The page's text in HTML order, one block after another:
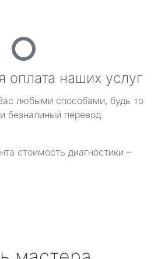
оплата наших услуг
любыми способами, будь то
безналиный перевод.
стоимость диагностики –